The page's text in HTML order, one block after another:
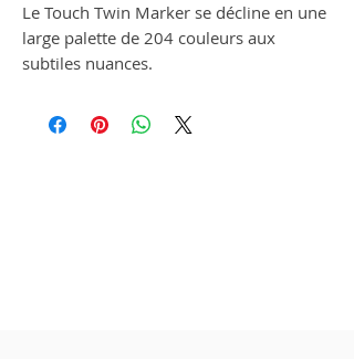
Le Touch Twin Marker se décline en une
large palette de 204 couleurs aux
subtiles nuances.